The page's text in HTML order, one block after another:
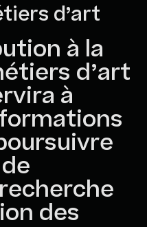
d’art
à la
d’art
à
des